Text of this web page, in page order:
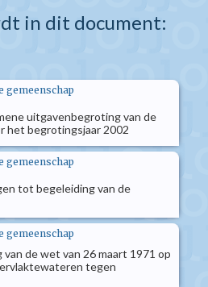
in dit document:
gemeenschap
uitgavenbegroting van de
het begrotingsjaar 2002
gemeenschap
tot begeleiding van de
gemeenschap
de wet van 26 maart 1971 op
tegen